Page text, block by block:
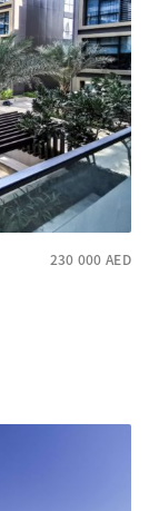
230 000 AED